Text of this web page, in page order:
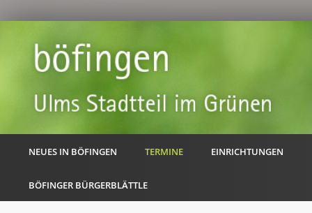
NEUES IN BÖFINGEN TERMINE EINRICHTUNGEN
BÖFINGER BÜRGERBLÄTTLE